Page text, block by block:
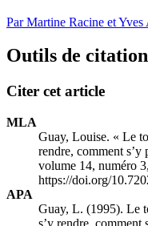
Par Martine Racine et Yves
Outils de citation
Citer cet article
MLA
Guay, Louise. « Le
rendre, comment s’y
volume 14, numéro
https://doi.org/
APA
Guay, L. (1995). Le